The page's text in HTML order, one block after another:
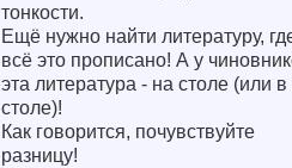
тонкости.
Ещё нужно найти литературу,
всё это прописано! А у
эта литература - на столе (или в
столе)!
Как говорится, почувствуйте
разницу!